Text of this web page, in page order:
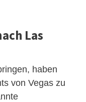
Las
haben
von Vegas zu